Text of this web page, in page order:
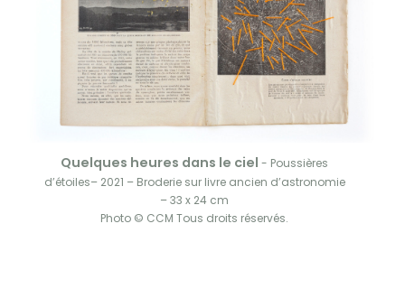
Contact
Quelques heures dans le ciel - Poussières
d’étoiles– 2021 – Broderie sur livre ancien d’astronomie
– 33 x 24 cm
Photo © CCM Tous droits réservés.